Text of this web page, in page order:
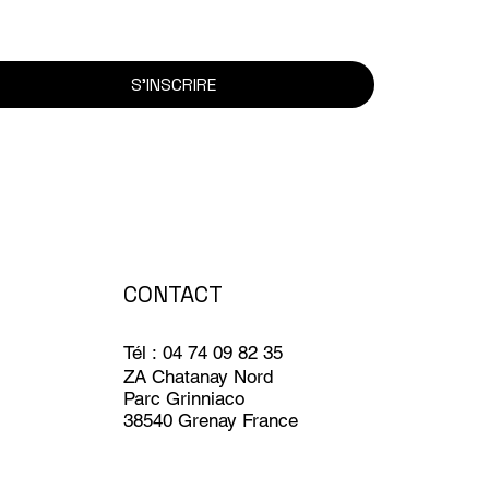
CONTACT
Tél : 04 74 09 82 35
ZA Chatanay Nord
Parc Grinniaco
38540 Grenay France
S'INSCRIRE